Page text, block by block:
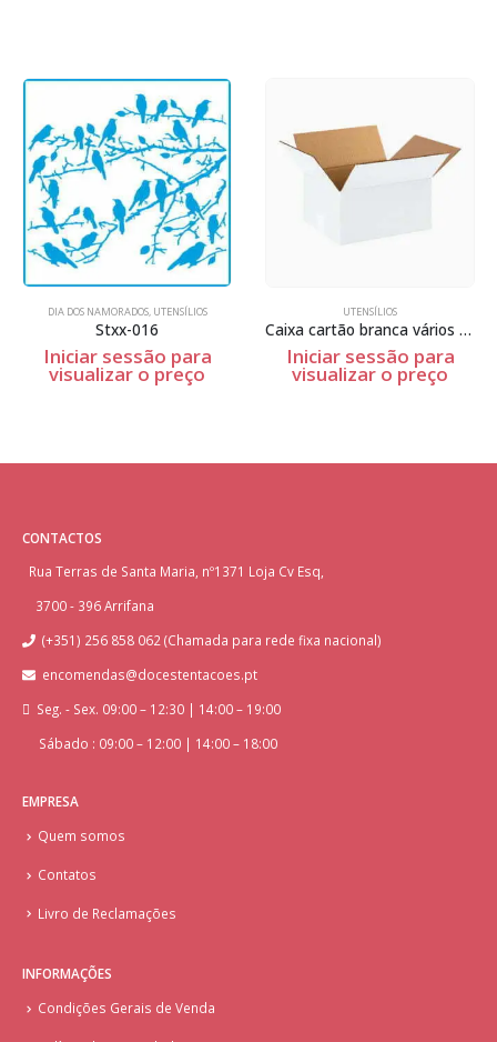
DIA DOS NAMORADOS, UTENSÍLIOS
Stxx-016
Iniciar sessão para
visualizar o preço
UTENSÍLIOS
Caixa cartão branca vários tamanhos
Iniciar sessão para
visualizar o preço
CONTACTOS
Rua Terras de Santa Maria, nº1371 Loja Cv Esq,
3700 - 396 Arrifana
(+351) 256 858 062 (Chamada para rede fixa nacional)
encomendas@docestentacoes.pt
Seg. - Sex. 09:00 – 12:30 | 14:00 – 19:00
Sábado : 09:00 – 12:00 | 14:00 – 18:00
EMPRESA
Quem somos
Contatos
Livro de Reclamações
INFORMAÇÕES
Condições Gerais de Venda